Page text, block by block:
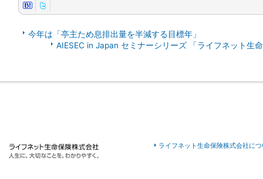
今年は「亭主ため息排出量を半減する目標年」
AIESEC in Japan セミナーシリーズ 「ライフネット生
ライフネット生命保険株式会社に